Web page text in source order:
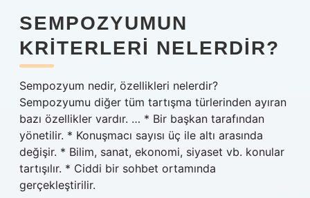
SEMPOZYUMUN
KRITERLERI NELERDIR?
Sempozyum nedir, özellikleri nelerdir?
Sempozyumu diğer tüm tartışma türlerinden ayıran
bazı özellikler vardır. … * Bir başkan tarafından
yönetilir. * Konuşmacı sayısı üç ile altı arasında
değişir. * Bilim, sanat, ekonomi, siyaset vb. konular
tartışılır. * Ciddi bir sohbet ortamında
gerçekleştirilir.